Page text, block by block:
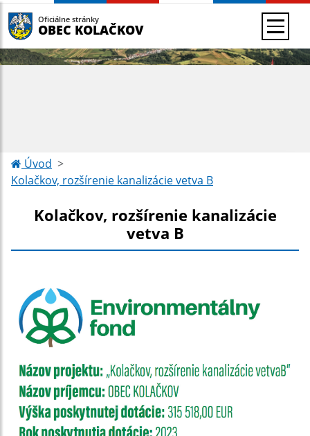
Oficiálne stránky
OBEC KOLAČKOV
Úvod
Kolačkov, rozšírenie kanalizácie vetva B
Kolačkov, rozšírenie kanalizácie
vetva B